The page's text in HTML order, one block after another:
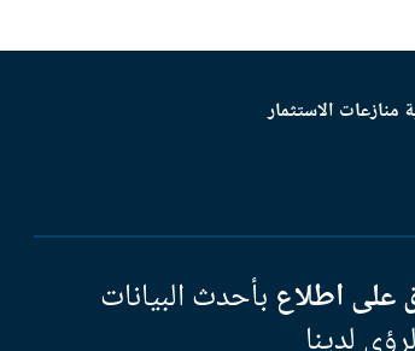
منازعات الاستثمار
على اطلاع بأحدث البيانات